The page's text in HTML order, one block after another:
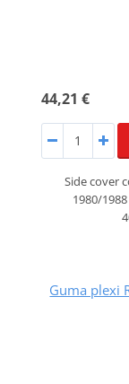
44,21 €
Side cover
1980/
Guma plexi